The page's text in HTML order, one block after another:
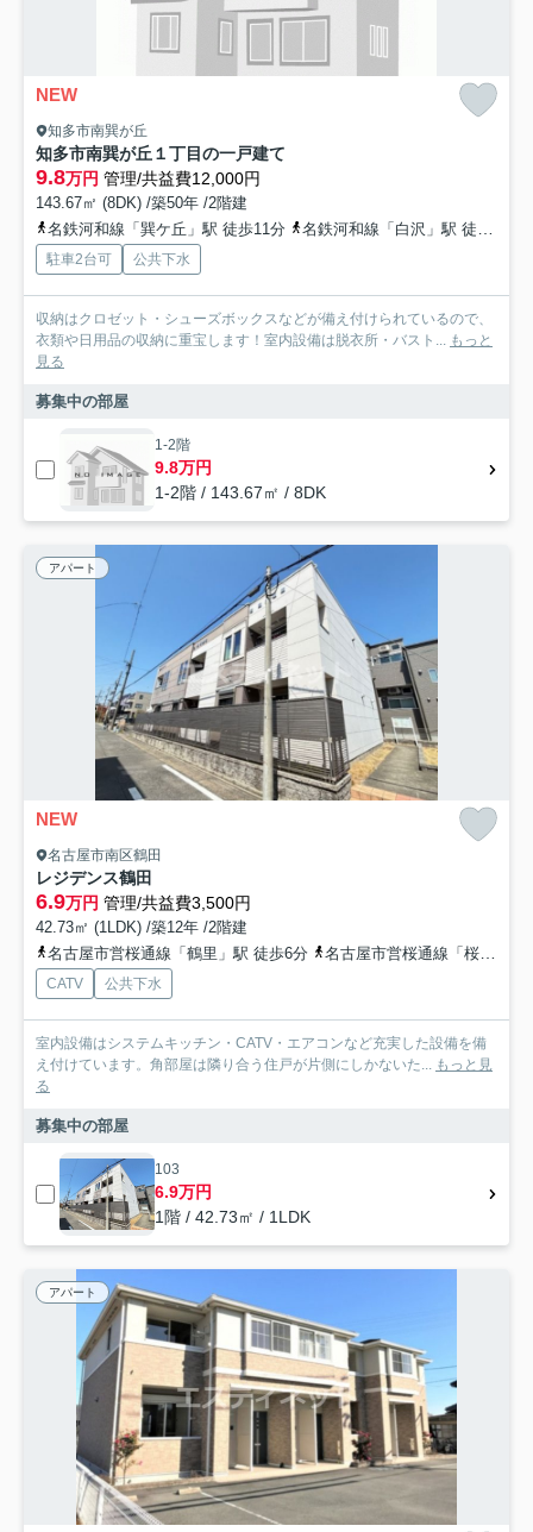
NEW
知多市南巽が丘
知多市南巽が丘１丁目の一戸建て
9.8万円 管理/共益費12,000円
143.67㎡ (8DK) /築50年 /2階建
名鉄河和線「巽ケ丘」駅 徒歩11分
名鉄河和線「白沢」駅 徒歩15分
駐車2台可 公共下水
収納はクロゼット・シューズボックスなどが備え付けられているので、
衣類や日用品の収納に重宝します！室内設備は脱衣所・バスト... もっと
見る
募集中の部屋
1-2階
9.8万円
1-2階 / 143.67㎡ / 8DK
アパート
NEW
名古屋市南区鶴田
レジデンス鶴田
6.9万円 管理/共益費3,500円
42.73㎡ (1LDK) /築12年 /2階建
名古屋市営桜通線「鶴里」駅 徒歩6分
名古屋市営桜通線「桜本町」駅 徒歩14分
CATV 公共下水
室内設備はシステムキッチン・CATV・エアコンなど充実した設備を備
え付けています。角部屋は隣り合う住戸が片側にしかないた... もっと見
る
募集中の部屋
103
6.9万円
1階 / 42.73㎡ / 1LDK
アパート